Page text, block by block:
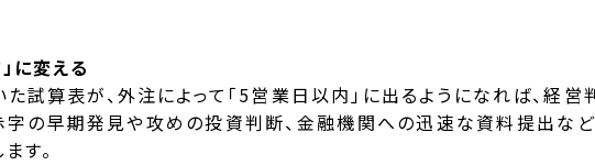
に変える
試算表が、外注によって「5営業日以内」に出るようになれば、経営
字の早期発見や攻めの投資判断、金融機関への迅速な資料提出など
す。